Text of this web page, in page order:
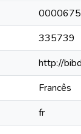
335739
http://
Francês
fr